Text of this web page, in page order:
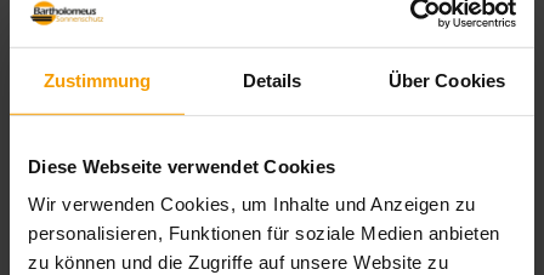
Zustimmung Details Über Cookies
Diese Webseite verwendet Cookies
Wir verwenden Cookies, um Inhalte und Anzeigen zu
personalisieren, Funktionen für soziale Medien anbieten
zu können und die Zugriffe auf unsere Website zu